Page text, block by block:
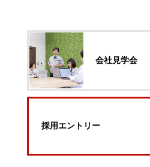
会社見学会
採用エントリー